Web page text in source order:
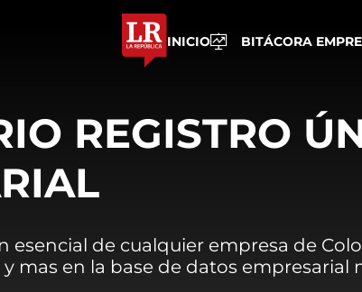
INICIO BITÁCORA
REGISTRO
esencial de cualquier empresa de
y mas en la base de datos empresarial